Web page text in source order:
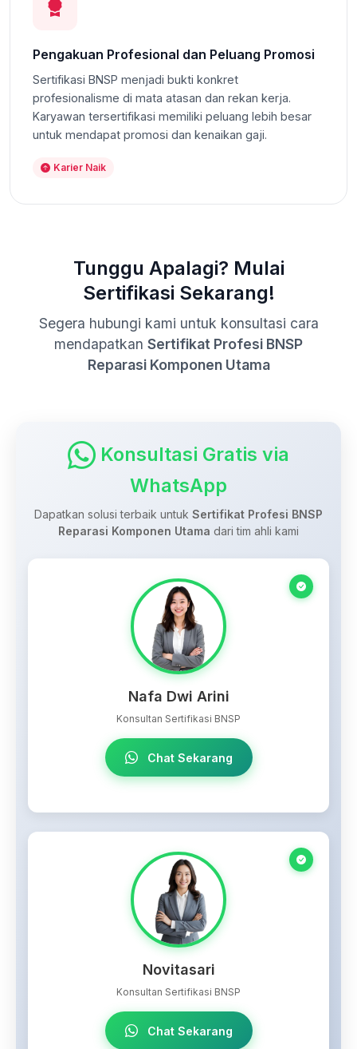
Pengakuan Profesional dan Peluang Promosi
Sertifikasi BNSP menjadi bukti konkret
profesionalisme di mata atasan dan rekan kerja.
Karyawan tersertifikasi memiliki peluang lebih besar
untuk mendapat promosi dan kenaikan gaji.
Karier Naik
Tunggu Apalagi? Mulai
Sertifikasi Sekarang!
Segera hubungi kami untuk konsultasi cara
mendapatkan Sertifikat Profesi BNSP
Reparasi Komponen Utama
Konsultasi Gratis via
WhatsApp
Dapatkan solusi terbaik untuk Sertifikat Profesi BNSP
Reparasi Komponen Utama dari tim ahli kami
Nafa Dwi Arini
Konsultan Sertifikasi BNSP
Chat Sekarang
Novitasari
Konsultan Sertifikasi BNSP
Chat Sekarang